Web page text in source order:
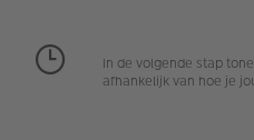
Alle extra's
Tipa Awards
In de volgende stap
afhankelijk van hoe je